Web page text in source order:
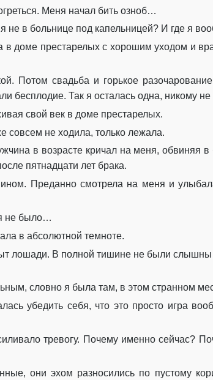
Меня начал бить озноб…
не в больнице под капельницей? И где я
доме престарелых с хорошим уходом и
Потом свадьба и горькое
бесплодие. Так я осталась одна, никому
свой век в доме престарелых.
совсем не ходила, только лежала.
в возрасте кричал на меня, обвиняя
пятнадцати лет брака.
Преданно смотрела на меня и
не было…
в абсолютной темноте.
лошади. В полной тишине не были
словно я была там, в этом странном
убедить себя, что это просто игра
тревогу. Почему именно сейчас?
они эхом разносились по пустому